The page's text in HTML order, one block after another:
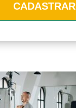
CADASTRAR